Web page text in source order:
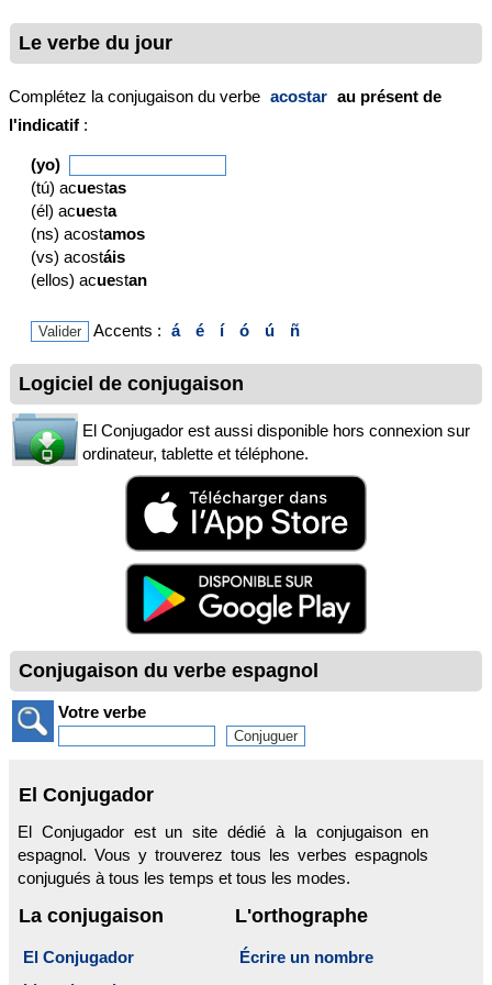
Le verbe du jour
Complétez la conjugaison du verbe acostar au présent de
l'indicatif :
(yo)
(tú) acuestas
(él) acuesta
(ns) acostamos
(vs) acostáis
(ellos) acuestan
Accents : á é í ó ú ñ
Logiciel de conjugaison
El Conjugador est aussi disponible hors connexion sur
ordinateur, tablette et téléphone.
Conjugaison du verbe espagnol
Votre verbe
El Conjugador
El Conjugador est un site dédié à la conjugaison en
espagnol. Vous y trouverez tous les verbes espagnols
conjugués à tous les temps et tous les modes.
La conjugaison
El Conjugador
L'orthographe
Écrire un nombre